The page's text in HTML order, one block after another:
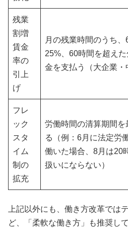
残業
割増
賃金
率の
引上
げ
月の残業時間のうち
25%、60時間を超え
金を支払う（大企業・
フレ
ック
スタ
イム
制の
拡充
労働時間の清算期間を
る（例：6月に法定労
働いた場合、8月は20
扱いにならない）
上記以外にも、働き方改革では
ど、「柔軟な働き方」も推奨し